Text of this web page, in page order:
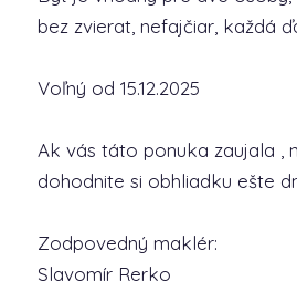
bez zvierat, nefajčiar, každá
Voľný od 15.12.2025
Ak vás táto ponuka zaujala ,
dohodnite si obhliadku ešte
Zodpovedný maklér:
Slavomír Rerko